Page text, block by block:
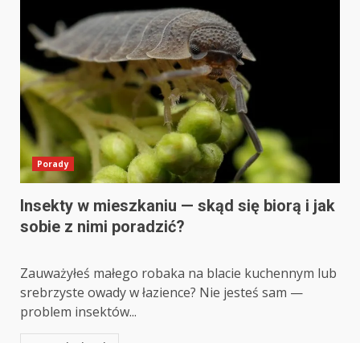
Porady
Insekty w mieszkaniu — skąd się biorą i jak
sobie z nimi poradzić?
Zauważyłeś małego robaka na blacie kuchennym lub
srebrzyste owady w łazience? Nie jesteś sam —
problem insektów...